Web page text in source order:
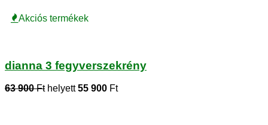
Akciós termékek
dianna 3 fegyverszekrény
63 900 Fthelyett55 900 Ft